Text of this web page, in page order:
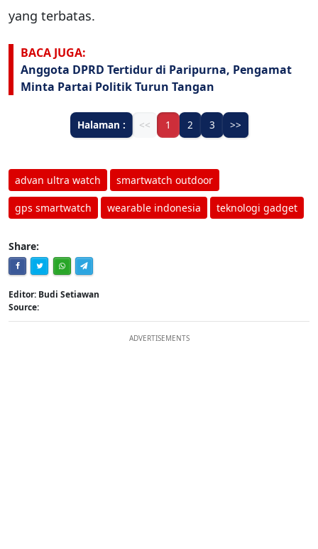
yang terbatas.
BACA JUGA:
Anggota DPRD Tertidur di Paripurna, Pengamat
Minta Partai Politik Turun Tangan
Halaman : << 1 2 3 >>
advan ultra watch smartwatch outdoor
gps smartwatch wearable indonesia teknologi gadget
Share:
Editor: Budi Setiawan
Source:
ADVERTISEMENTS